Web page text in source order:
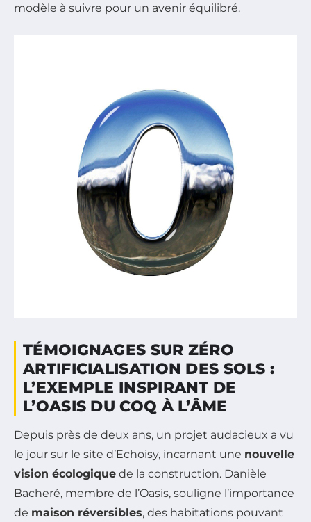
modèle à suivre pour un avenir équilibré.
TÉMOIGNAGES SUR ZÉRO
ARTIFICIALISATION DES SOLS :
L’EXEMPLE INSPIRANT DE
L’OASIS DU COQ À L’ÂME
Depuis près de deux ans, un projet audacieux a vu
le jour sur le site d’Echoisy, incarnant une nouvelle
vision écologique de la construction. Danièle
Bacheré, membre de l’Oasis, souligne l’importance
de maison réversibles, des habitations pouvant